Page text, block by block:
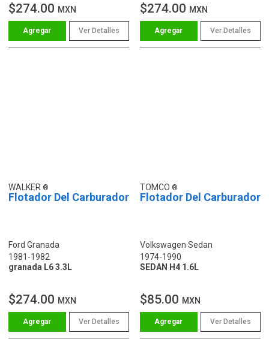
$274.00 MXN
Ver Detalles
$274.00 MXN
Ver Detalles
WALKER
Flotador Del Carburador
Ford Granada
1981-1982
granada L6 3.3L
$274.00 MXN
Ver Detalles
TOMCO
Flotador Del Carburador
Volkswagen Sedan
1974-1990
SEDAN H4 1.6L
$85.00 MXN
Ver Detalles